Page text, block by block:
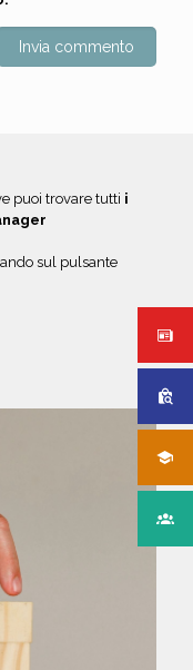
puoi trovare tutti i
sul pulsante